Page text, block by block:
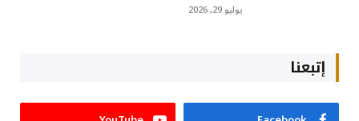
يوليو 29, 2026
إتبعنا